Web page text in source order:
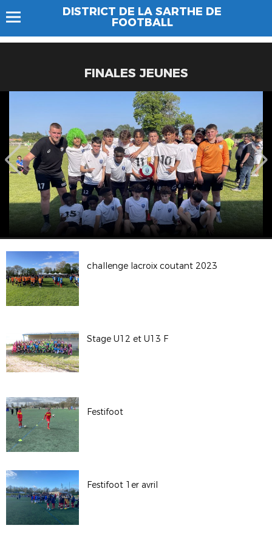
DISTRICT DE LA SARTHE DE
FOOTBALL
FINALES JEUNES
challenge lacroix coutant 2023
Stage U12 et U13 F
Festifoot
Festifoot 1er avril